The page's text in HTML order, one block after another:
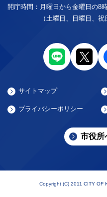
開庁時間： 月曜日から金曜日の8
（土曜日、日曜日、
サイトマップ
プライバシーポリシー
市役所
Copyright (C) 2011 CITY OF